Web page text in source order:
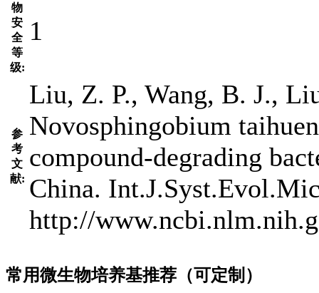
物
安
全
等
级:
1
参
考
文
献:
Liu, Z. P., Wang, B. J.,
Novosphingobium
compound-degrading
China.
http://
常用微生物培养基推荐（可定制）